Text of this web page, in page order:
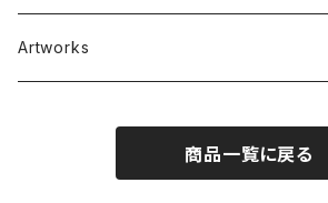
Artworks
商品一覧に戻る